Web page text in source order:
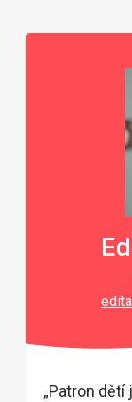
„Patron